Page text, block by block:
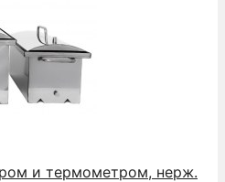
и термометром, нерж.